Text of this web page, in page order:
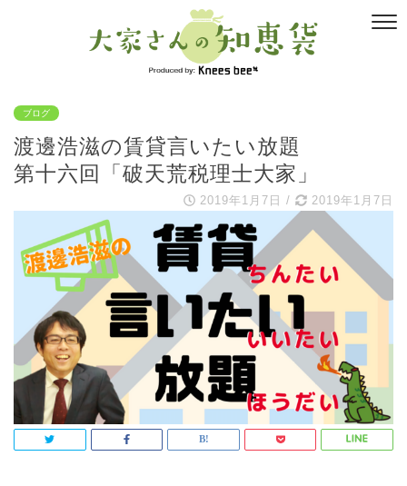
ブログ
渡邊浩滋の賃貸言いたい放題
第十六回「破天荒税理士大家」
2019年1月7日 / 2019年1月7日